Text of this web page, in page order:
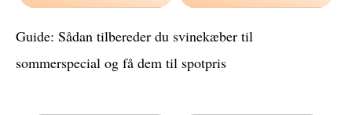
Guide: Sådan tilbereder du svinekæber til
sommerspecial og få dem til spotpris